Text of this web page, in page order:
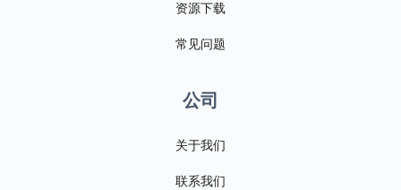
资源下载
常见问题
公司
关于我们
联系我们